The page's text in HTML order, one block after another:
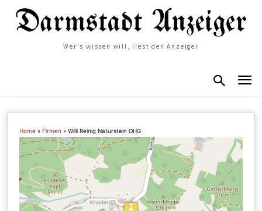
Wer's wissen will, liest den Anzeiger
Home »Firmen »Willi Reinig Naturstein OHG